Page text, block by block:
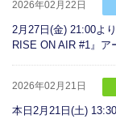
2026年02月22日
2月27日(金) 21:00よ
RISE ON AIR #1』ア
2026年02月21日
本日2月21日(土)